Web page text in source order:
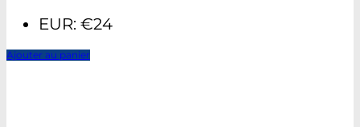
EUR: €24
Ajouter au panier